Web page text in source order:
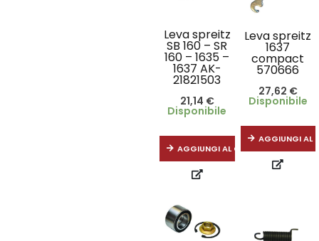
Leva spreitz
SB 160 – SR
160 – 1635 –
1637 AK-
21821503
21,14 €
Disponibile
AGGIUNGI AL CARRELLO
Leva spreitz
1637
compact
570666
27,62 €
Disponibile
AGGIUNGI AL